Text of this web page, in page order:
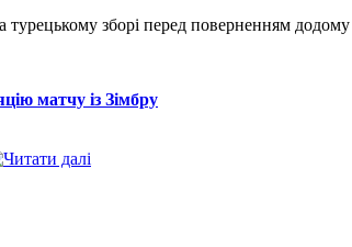
турецькому зборі перед поверненням
матчу із Зімбру